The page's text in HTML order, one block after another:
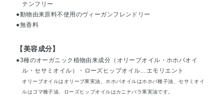
テンフリー
●動物由来原料不使用のヴィーガンフレンドリー
●無香料
【美容成分】
●3種のオーガニック植物由来成分（オリーブオイル・ホホバオイ
ル・セサミオイル）・ローズヒップオイル…エモリエント
オリーブオイルはオリーブ果実油、ホホバオイルはホホバ種子油、セサミオイ
ルはゴマ種子油、ローズヒップオイルはカニナバラ果実油です。